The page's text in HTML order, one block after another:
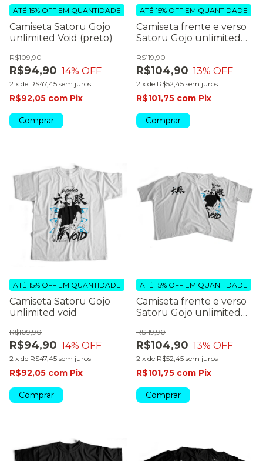
Camiseta Satoru Gojo
unlimited Void (preto)
R$94,90
R$109,90
14% OFF
2 x de R$47,45 sem juros
ATÉ 15% OFF EM QUANTIDADE
R$92,05 com Pix
Comprar
Camiseta frente e verso
Satoru Gojo unlimited
R$104,90
R$119,90
13% OFF
2 x de R$52,45 sem juros
ATÉ 15% OFF EM QUANTIDADE
R$101,75 com Pix
Comprar
Camiseta Satoru Gojo
unlimited void
R$94,90
R$109,90
14% OFF
2 x de R$47,45 sem juros
ATÉ 15% OFF EM QUANTIDADE
R$92,05 com Pix
Comprar
Camiseta frente e verso
Satoru Gojo unlimited
R$104,90
R$119,90
13% OFF
2 x de R$52,45 sem juros
ATÉ 15% OFF EM QUANTIDADE
R$101,75 com Pix
Comprar